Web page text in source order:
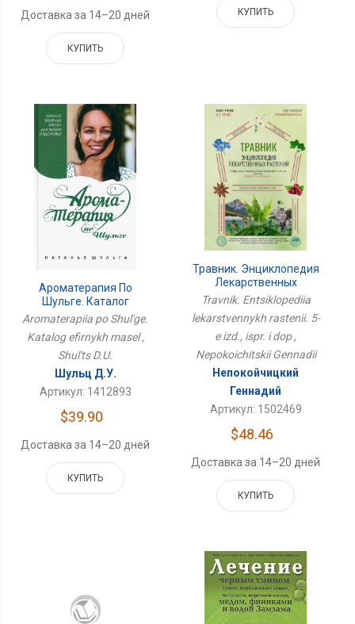
Доставка за 14–20 дней
КУПИТЬ
КУПИТЬ
Ароматерапия По
Шульге. Каталог
Эфирных Масел
Aromaterapiia po Shul'ge.
Katalog efirnykh masel ,
Shul'ts D.U.
Шульц Д.У.
Артикул: 1412893
$39.90
Доставка за 14–20 дней
КУПИТЬ
Травник. Энциклопедия
Лекарственных
Растений. 5-Е Изд., Испр.
Travnik. Entsiklopediia
lekarstvennykh rastenii. 5-
e izd., ispr. i dop ,
Nepokoichitskii Gennadii
Непокойчицкий
Геннадий
Артикул: 1502469
$48.46
Доставка за 14–20 дней
КУПИТЬ